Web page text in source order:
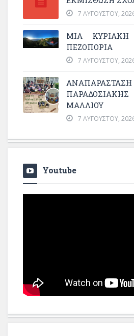
7 ΑΥΓΟΎΣΤΟΥ,
ΜΙΑ
ΠΕΖΟΠΟΡΊΑ
7 ΑΥΓΟΎΣΤΟΥ,
ΜΑΛΛΙΟΎ
7 ΑΥΓΟΎΣΤΟΥ,
Youtube